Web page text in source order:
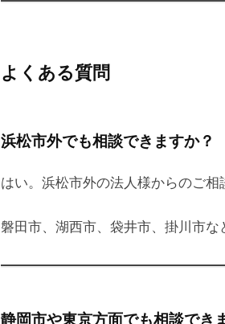
よくある質問
浜松市外でも相談できますか？
はい。浜松市外の法人様からのご相
磐田市、湖西市、袋井市、掛川市な
静岡市や東京方面でも相談でき